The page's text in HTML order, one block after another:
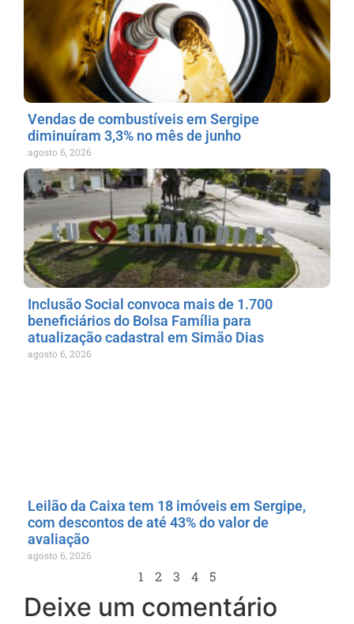
Vendas de combustíveis em Sergipe
diminuíram 3,3% no mês de junho
agosto 6, 2026
Inclusão Social convoca mais de 1.700
beneficiários do Bolsa Família para
atualização cadastral em Simão Dias
agosto 6, 2026
Leilão da Caixa tem 18 imóveis em Sergipe,
com descontos de até 43% do valor de
avaliação
agosto 6, 2026
1 2 3 4 5
Deixe um comentário